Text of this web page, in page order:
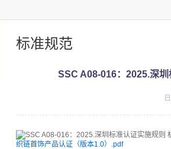
标准规范
SSC A08-016：2025.深圳
织链首饰产品认证（版本1.0）.pdf